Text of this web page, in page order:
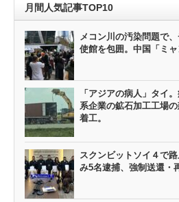
月間人気記事TOP10
メコン川の汚染問題で
使館を包囲。中国「ミャ
「アジアの病人」タイ
系企業の鉱石加工工場
着工。
スクンビットソイ４で
み5名逮捕、強制送還・